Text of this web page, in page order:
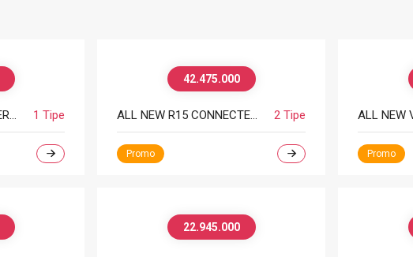
ALL NEW AEROX 155 SERIES 1 Tipe
42.475.000
ALL NEW R15 CONNECTED SERIES 2 Tipe
Promo
ALL NEW
Promo
22.945.000